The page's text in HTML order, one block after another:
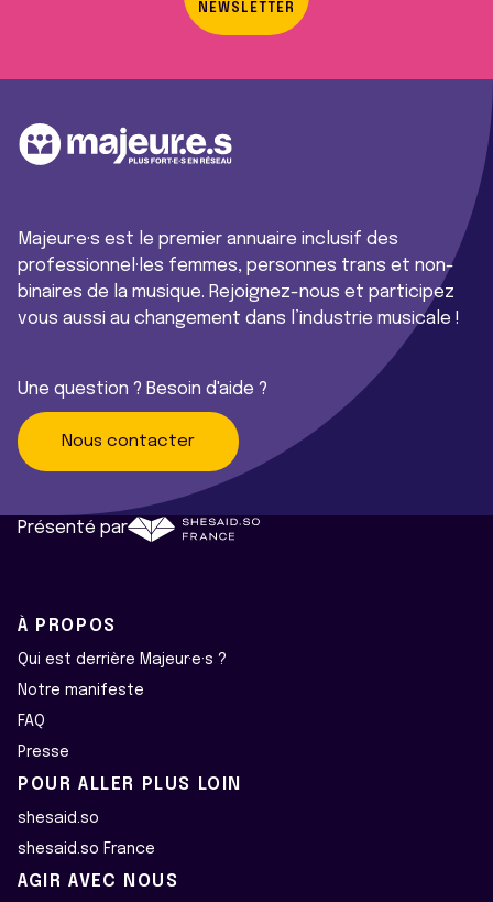
NEWSLETTER
Majeur·e·s est le premier annuaire inclusif des
professionnel·les femmes, personnes trans et non-
binaires de la musique. Rejoignez-nous et participez
vous aussi au changement dans l’industrie musicale !
Une question ? Besoin d'aide ?
Nous contacter
Présenté par
À PROPOS
Qui est derrière Majeur·e·s ?
Notre manifeste
FAQ
Presse
POUR ALLER PLUS LOIN
shesaid.so
shesaid.so France
AGIR AVEC NOUS